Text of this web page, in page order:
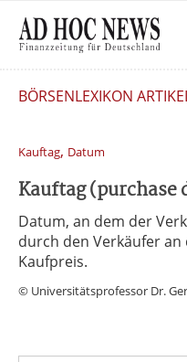
BÖRSENLEXIKON
Kauftag, Datum
Kauftag (purchase
Datum, an dem der
durch den Verkäufer
Kaufpreis.
© Universitätsprofessor Dr.